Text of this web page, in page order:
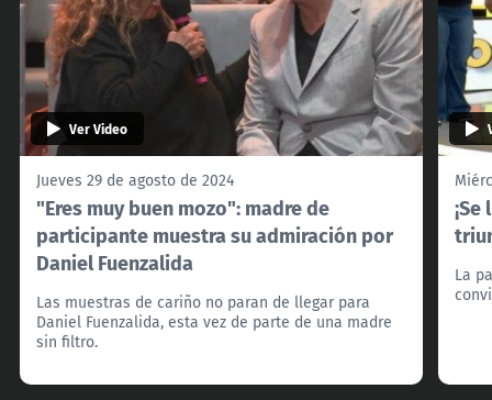
Ver Video
Jueves 29 de agosto de 2024
"Eres muy buen mozo": madre de
participante muestra su admiración por
Daniel Fuenzalida
Las muestras de cariño no paran de llegar para
Daniel Fuenzalida, esta vez de parte de una madre
sin filtro.
La